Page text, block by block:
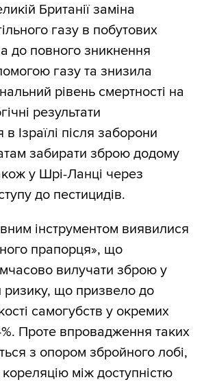
Британії заміна
газу в побутових
до повного зникнення
газу та знизила
рівень смертності на
результати
в Ізраїлі після заборони
забирати зброю додому
у Шрі-Ланці через
до пестицидів.
інструментом виявилися
прапорця», що
вилучати зброю у
ризику, що призвело до
самогубств у окремих
Проте впровадження таких
з опором збройного лобі,
між доступністю